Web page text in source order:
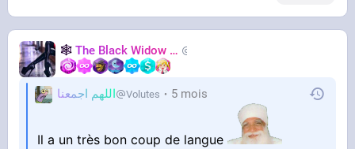
🕸️ The Black Widow 🕷️
اللهم اجمعنا Volutes 5 mois
Il a un très bon coup de langue